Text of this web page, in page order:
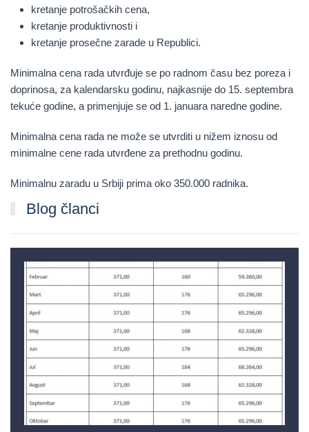
kretanje potrošačkih cena,
kretanje produktivnosti i
kretanje prosečne zarade u Republici.
Minimalna cena rada utvrđuje se po radnom času bez poreza i
doprinosa, za kalendarsku godinu, najkasnije do 15. septembra
tekuće godine, a primenjuje se od 1. januara naredne godine.
Minimalna cena rada ne može se utvrditi u nižem iznosu od
minimalne cene rada utvrđene za prethodnu godinu.
Minimalnu zaradu u Srbiji prima oko 350.000 radnika.
Blog članci